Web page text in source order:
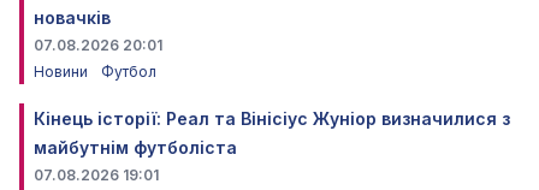
новачків
07.08.2026 20:01
Новини
Футбол
Кінець історії: Реал та Вінісіус Жуніор визначилися з
майбутнім футболіста
07.08.2026 19:01